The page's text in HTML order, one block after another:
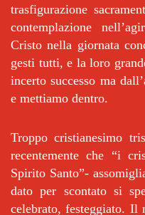
trasfigurazione
contemplazione
Cristo nella giornata
gesti tutti, e la loro
incerto successo ma
e mettiamo dentro.
Troppo cristianesimo
recentemente che “i
Spirito Santo”-
dato per scontato si
celebrato, festeggiato.